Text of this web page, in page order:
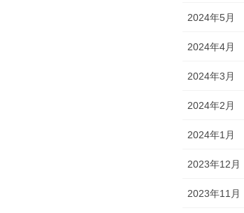
2024年5月
2024年4月
2024年3月
2024年2月
2024年1月
2023年12月
2023年11月